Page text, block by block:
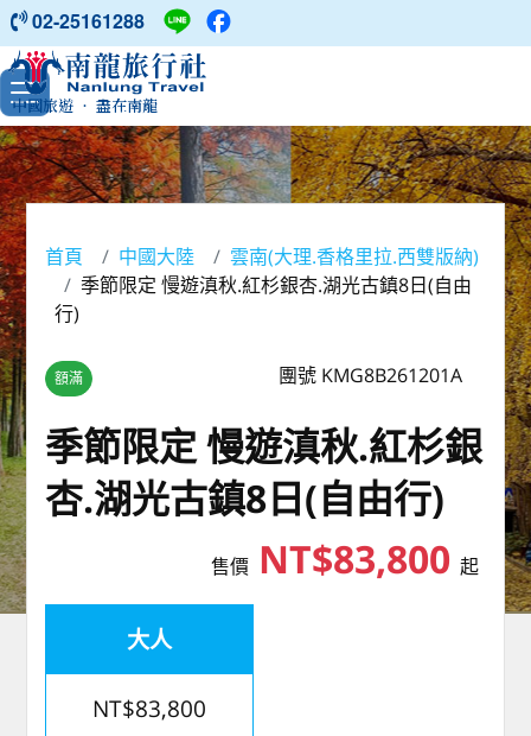
中國旅遊 ‧ 盡在南龍
02-25161288
首頁 中國大陸
雲南(大理.香格里拉.西雙版納)
季節限定 慢遊滇秋.紅杉銀杏.湖光古鎮8日(自由
行)
額滿 團號 KMG8B261201A
季節限定 慢遊滇秋.紅杉銀
杏.湖光古鎮8日(自由行)
售價NT$83,800 起
大人
NT$83,800